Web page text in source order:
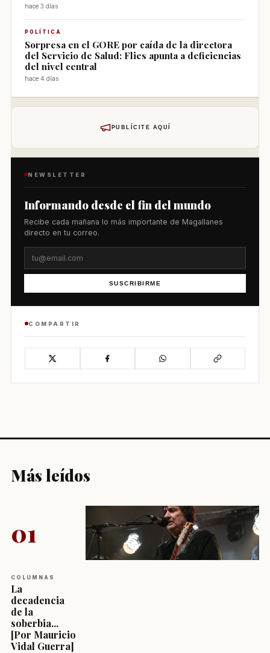
hace 3 días
POLÍTICA
Sorpresa en el GORE por caída de la directora
del Servicio de Salud: Flies apunta a deficiencias
del nivel central
hace 4 días
PUBLÍCITE AQUÍ
NEWSLETTER
Informando desde el fin del mundo
Recibe cada mañana lo más importante de Magallanes
directo en tu correo.
SUSCRIBIRME
COMPARTIR
Más leídos
01
COLUMNAS
La
decadencia
de la
soberbia...
[Por Mauricio
Vidal Guerra]